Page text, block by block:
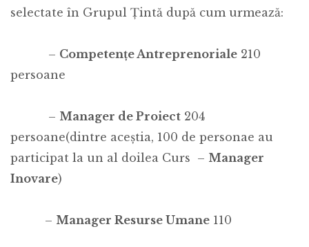
selectate în Grupul Țintă după cum urmează:
– Competențe Antreprenoriale 210
persoane
– Manager de Proiect 204
persoane(dintre aceștia, 100 de personae au
participat la un al doilea Curs – Manager
Inovare)
– Manager Resurse Umane 110